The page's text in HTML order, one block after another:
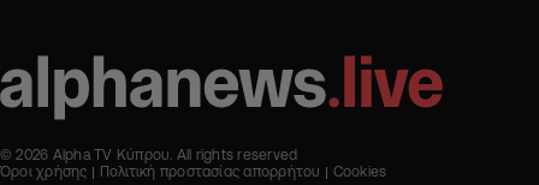
© 2026 Alpha TV Κύπρου. All rights reserved
Όροι χρήσης
Πολιτική προστασίας απορρήτου Cookies